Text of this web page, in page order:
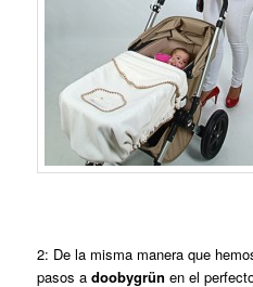
2: De la misma manera que
pasos adoobygrün en el